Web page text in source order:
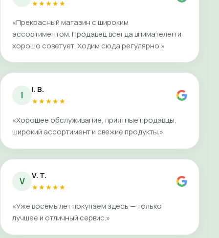
★★★★★
«Прекрасный магазин с широким
ассортиментом. Продавец всегда внимателен и
хорошо советует. Ходим сюда регулярно.»
I I. B.
★★★★★
«Хорошее обслуживание, приятные продавцы,
широкий ассортимент и свежие продукты.»
V V. T.
★★★★★
«Уже восемь лет покупаем здесь — только
лучшее и отличный сервис.»